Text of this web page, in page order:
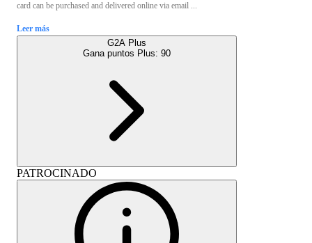
card can be purchased and delivered online via email ...
Leer más
G2A Plus
Gana puntos Plus: 90
PATROCINADO